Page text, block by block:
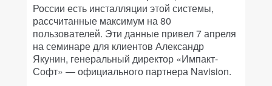
России есть инсталляции этой системы,
рассчитанные максимум на 80
пользователей. Эти данные привел 7 апреля
на семинаре для клиентов Александр
Якунин, генеральный директор «Импакт-
Софт» — официального партнера Navision.